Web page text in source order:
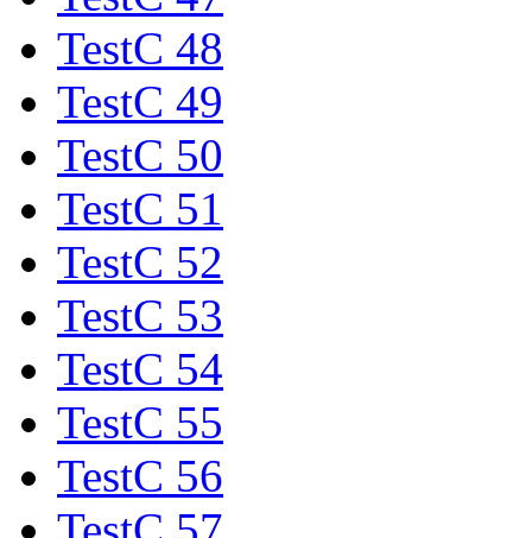
TestC 48
TestC 49
TestC 50
TestC 51
TestC 52
TestC 53
TestC 54
TestC 55
TestC 56